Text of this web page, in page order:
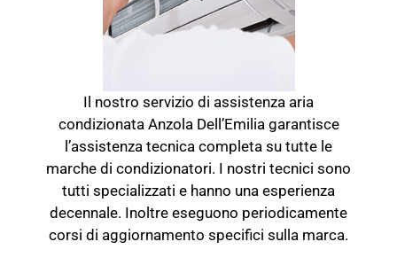
Il nostro servizio di assistenza aria
condizionata Anzola Dell’Emilia garantisce
l’assistenza tecnica completa su tutte le
marche di condizionatori. I nostri tecnici sono
tutti specializzati e hanno una esperienza
decennale. Inoltre eseguono periodicamente
corsi di aggiornamento specifici sulla marca.